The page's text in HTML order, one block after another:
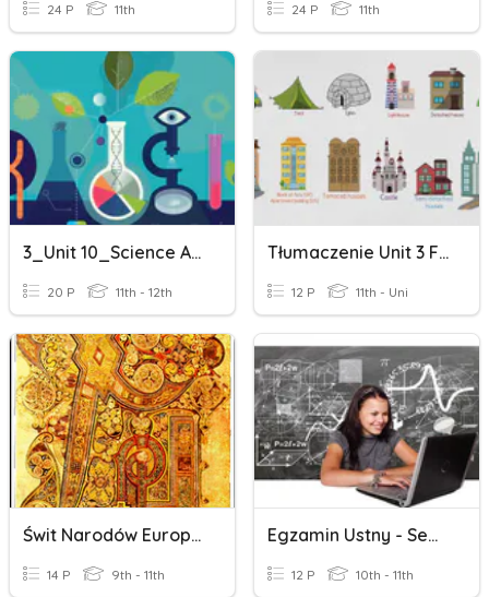
24 P 11th 24 P 11th
3_Unit 10_Science And Technology
20 P 11th - 12th
Tłumaczenie Unit 3 Focus 4
12 P 11th - Uni
Świt Narodów Europejskich
14 P 9th - 11th
Egzamin Ustny - Semestr IV LO Dla Dorosłych
12 P 10th - 11th